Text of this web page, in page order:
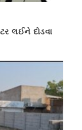
લઈને દોડવા